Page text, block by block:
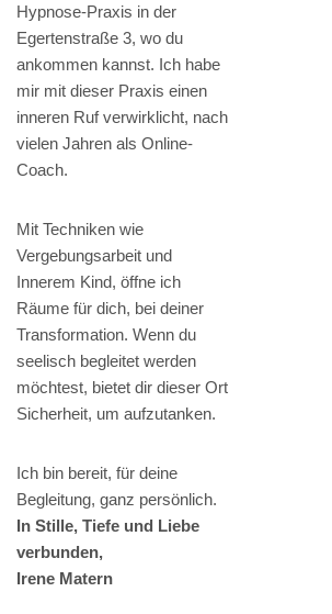
Hypnose-Praxis in der
Egertenstraße 3, wo du
ankommen kannst. Ich habe
mir mit dieser Praxis einen
inneren Ruf verwirklicht, nach
vielen Jahren als Online-
Coach.
Mit Techniken wie
Vergebungsarbeit und
Innerem Kind, öffne ich
Räume für dich, bei deiner
Transformation. Wenn du
seelisch begleitet werden
möchtest, bietet dir dieser Ort
Sicherheit, um aufzutanken.
Ich bin bereit, für deine
Begleitung, ganz persönlich.
In Stille, Tiefe und Liebe
verbunden,
Irene Matern